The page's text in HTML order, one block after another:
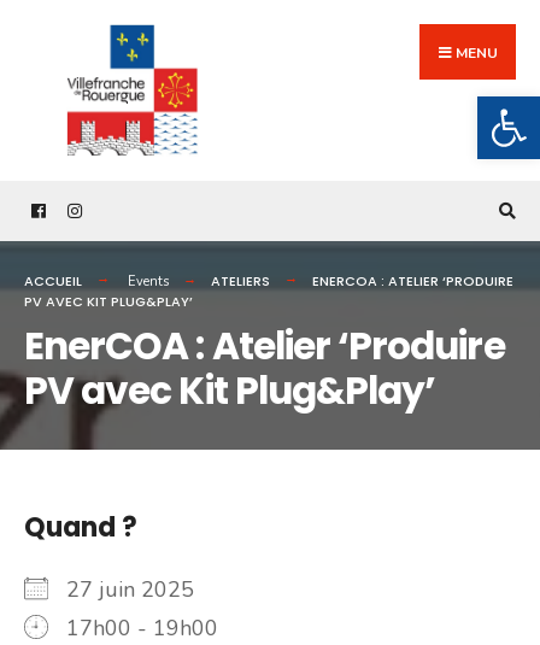
content
MENU
ACCUEIL Events ATELIERS
ENERCOA : ATELIER ‘PRODUIRE
PV AVEC KIT PLUG&PLAY’
EnerCOA : Atelier ‘Produire
PV avec Kit Plug&Play’
Quand ?
27 juin 2025
17h00 - 19h00